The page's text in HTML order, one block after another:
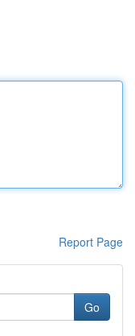
Report Page
Go